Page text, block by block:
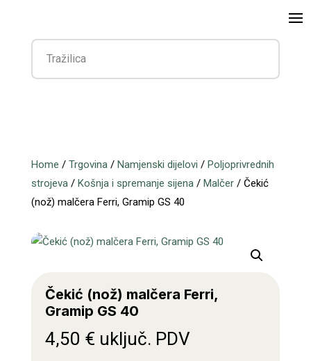
Home / Trgovina/ Namjenski dijelovi / Poljoprivrednih
strojeva/ Košnja i spremanje sijena/ Malčer/ Čekić
(nož) malčera Ferri, Gramip GS 40
Čekić (nož) malčera Ferri,
Gramip GS 40
4,50 € uključ. PDV